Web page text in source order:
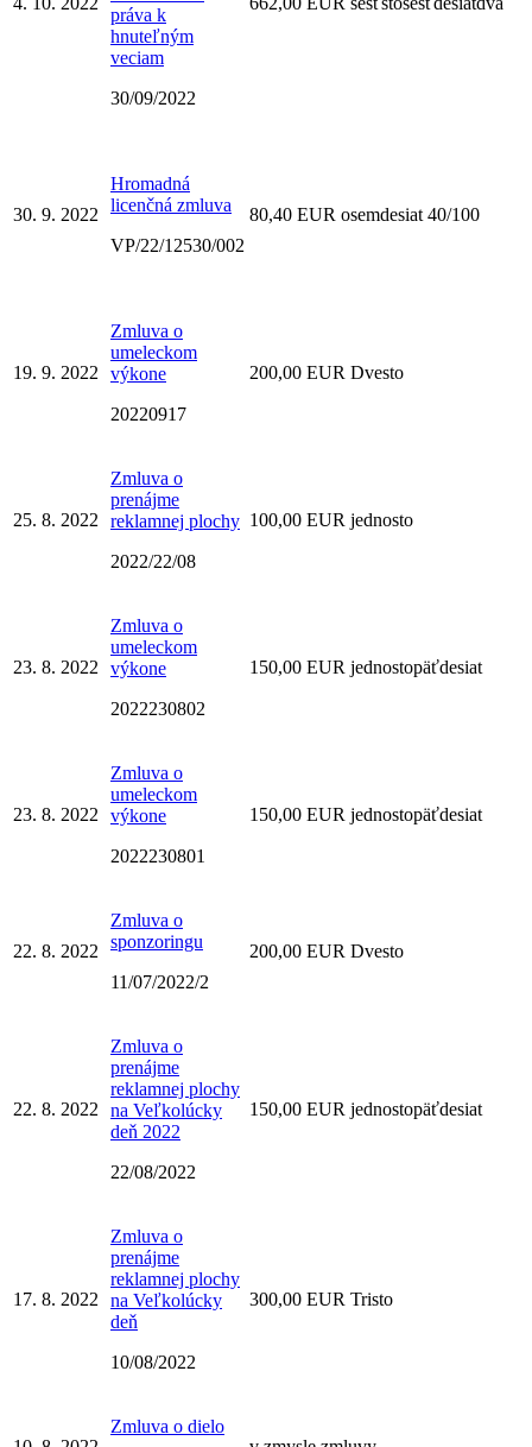
práva k
hnuteľným
veciam
30/09/2022
30. 9. 2022
Hromadná
licenčná zmluva
VP/22/12530/002
80,40 EUR osemdesiat 40/100
19. 9. 2022
Zmluva o
umeleckom
výkone
20220917
200,00 EUR Dvesto
25. 8. 2022
Zmluva o
prenájme
reklamnej plochy
2022/22/08
100,00 EUR jednosto
23. 8. 2022
Zmluva o
umeleckom
výkone
2022230802
150,00 EUR jednostopäťdesiat
23. 8. 2022
Zmluva o
umeleckom
výkone
2022230801
150,00 EUR jednostopäťdesiat
22. 8. 2022
Zmluva o
sponzoringu
11/07/2022/2
200,00 EUR Dvesto
22. 8. 2022
Zmluva o
prenájme
reklamnej plochy
na Veľkolúcky
deň 2022
22/08/2022
150,00 EUR jednostopäťdesiat
17. 8. 2022
Zmluva o
prenájme
reklamnej plochy
na Veľkolúcky
deň
10/08/2022
300,00 EUR Tristo
Zmluva o dielo